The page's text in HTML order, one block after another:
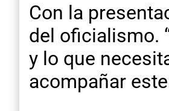
Con la
del oficialismo.
y lo que
acompañar